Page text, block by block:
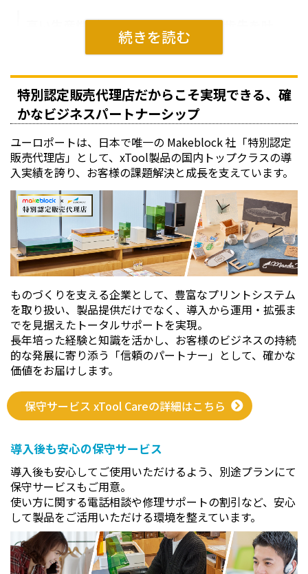
高い生産性がスモールビジネスの一歩先を叶
「xTool F1ultra」の生産性は「xTool F1」の約5倍。お
よそ2倍の加工面積と、10000mm/sの彫刻スピードを
持ちます。
カメラ機能の搭載により位置合わせをより簡単に行う
ことができ、またオプションである自動コンベア搬送
機を使用することで大量注文にも応えられます。
ゆるやかな凹凸面へ彫刻ができます。
xTool独自の３D Curve搭載。曲面の３Dモデルを自動
もきれいに簡単に仕上がります。
特別認定販売代理店だからこそ実現できる、確
かなビジネスパートナーシップ
ユーロポートは、日本で唯一の Makeblock 社「特別認定
販売代理店」として、xTool製品の国内トップクラスの導
入実績を誇り、お客様の課題解決と成長を支えています。
ものづくりを支える企業として、豊富なプリントシステム
を取り扱い、製品提供だけでなく、導入から運用・拡張ま
でを見据えたトータルサポートを実現。
長年培った経験と知識を活かし、お客様のビジネスの持続
的な発展に寄り添う「信頼のパートナー」として、確かな
価値をお届けします。
保守サービス xTool Careの詳細はこちら
導入後も安心の保守サービス
導入後も安心してご使用いただけるよう、別途プランにて
保守サービスもご用意。
使い方に関する電話相談や修理サポートの割引など、安心
して製品をご活用いただける環境を整えています。